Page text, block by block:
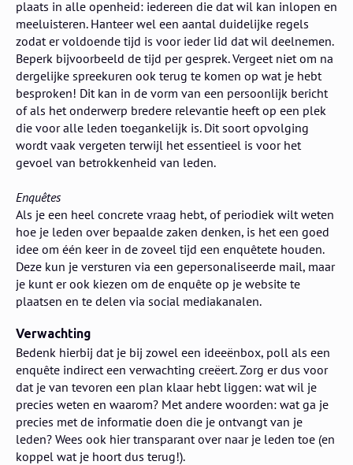
plaats in alle openheid: iedereen die dat wil kan inlopen en
meeluisteren. Hanteer wel een aantal duidelijke regels
zodat er voldoende tijd is voor ieder lid dat wil deelnemen.
Beperk bijvoorbeeld de tijd per gesprek. Vergeet niet om na
dergelijke spreekuren ook terug te komen op wat je hebt
besproken! Dit kan in de vorm van een persoonlijk bericht
of als het onderwerp bredere relevantie heeft op een plek
die voor alle leden toegankelijk is. Dit soort opvolging
wordt vaak vergeten terwijl het essentieel is voor het
gevoel van betrokkenheid van leden.
Enquêtes
Als je een heel concrete vraag hebt, of periodiek wilt weten
hoe je leden over bepaalde zaken denken, is het een goed
idee om één keer in de zoveel tijd een enquêtete houden.
Deze kun je versturen via een gepersonaliseerde mail, maar
je kunt er ook kiezen om de enquête op je website te
plaatsen en te delen via social mediakanalen.
​Verwachting
​Bedenk hierbij dat je bij zowel een ideeënbox, poll als een
enquête indirect een verwachting creëert. Zorg er dus voor
dat je van tevoren een plan klaar hebt liggen: wat wil je
precies weten en waarom? Met andere woorden: wat ga je
precies met de informatie doen die je ontvangt van je
leden? Wees ook hier transparant over naar je leden toe (en
koppel wat je hoort dus terug!).